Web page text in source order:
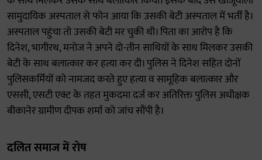
सामुदायिक अस्पताल से फोन आया कि उसकी बेटी अस्पताल में भर्ती है।
अस्पताल पहुंचा तो उसकी बेटी मर चुकी थी। पिता का आरोप है कि
दिनेश, भागीरथ, मनोज ने अपने दो-तीन साथियों के साथ मिलकर उसकी
बेटी के साथ बलात्कार कर हत्या कर दी। पुलिस ने दिनेश सहित दोनों
पुलिसकर्मियों को नामजद करते हुए हत्या व सामूहिक बलात्कार और
एससी, एसटी एक्ट के तहत मुकदमा दर्ज कर अतिरिक्त पुलिस अधीक्षक
बीकानेर ग्रामीण दीपक शर्मा को जांच सौंपी है।
दलित समाज में रोष